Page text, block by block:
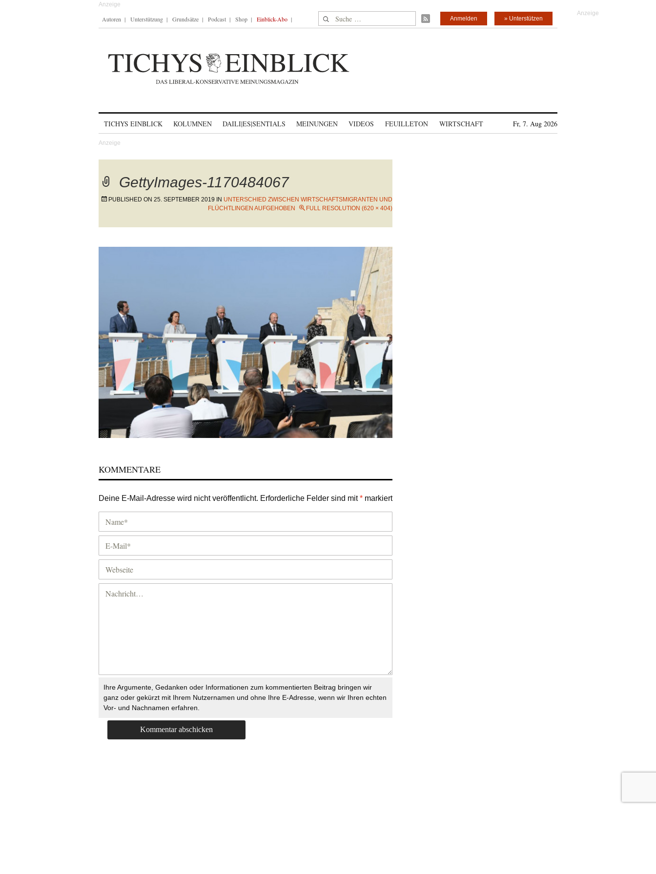
Autoren Unterstützung Grundsätze Podcast Shop Einblick-Abo Suche nach: » Unterstützen
Anmelden
TICHYS EINBLICK KOLUMNEN DAILI|ES|SENTIALS MEINUNGEN VIDEOS FEUILLETON WIRTSCHAFT Fr, 7. Aug 2026
GettyImages-1170484067
PUBLISHED ON 25. SEPTEMBER 2019 IN UNTERSCHIED ZWISCHEN WIRTSCHAFTSMIGRANTEN UND
FLÜCHTLINGEN AUFGEHOBEN
FULL RESOLUTION (620 × 404)
KOMMENTARE
Deine E-Mail-Adresse wird nicht veröffentlicht. Erforderliche Felder sind mit* markiert
Ihre Argumente, Gedanken oder Informationen zum kommentierten Beitrag bringen wir
ganz oder gekürzt mit Ihrem Nutzernamen und ohne Ihre E-Adresse, wenn wir Ihren echten
Vor- und Nachnamen erfahren.